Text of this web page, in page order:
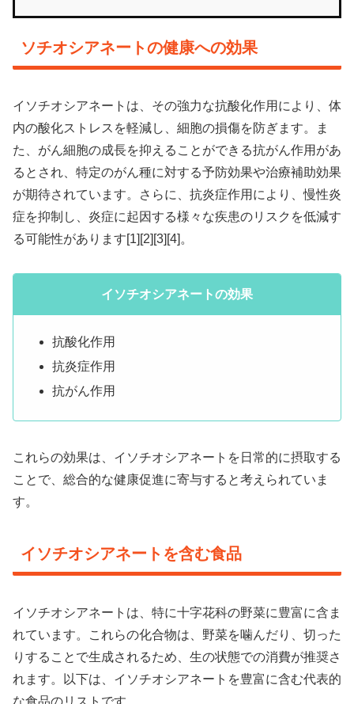
ソチオシアネートの健康への効果
イソチオシアネートは、その強力な抗酸化作用により、体
内の酸化ストレスを軽減し、細胞の損傷を防ぎます。ま
た、がん細胞の成長を抑えることができる抗がん作用があ
るとされ、特定のがん種に対する予防効果や治療補助効果
が期待されています。さらに、抗炎症作用により、慢性炎
症を抑制し、炎症に起因する様々な疾患のリスクを低減す
る可能性があります[1][2][3][4]。
イソチオシアネートの効果
抗酸化作用
抗炎症作用
抗がん作用
これらの効果は、イソチオシアネートを日常的に摂取する
ことで、総合的な健康促進に寄与すると考えられていま
す。
イソチオシアネートを含む食品
イソチオシアネートは、特に十字花科の野菜に豊富に含ま
れています。これらの化合物は、野菜を噛んだり、切った
りすることで生成されるため、生の状態での消費が推奨さ
れます。以下は、イソチオシアネートを豊富に含む代表的
な食品のリストです。